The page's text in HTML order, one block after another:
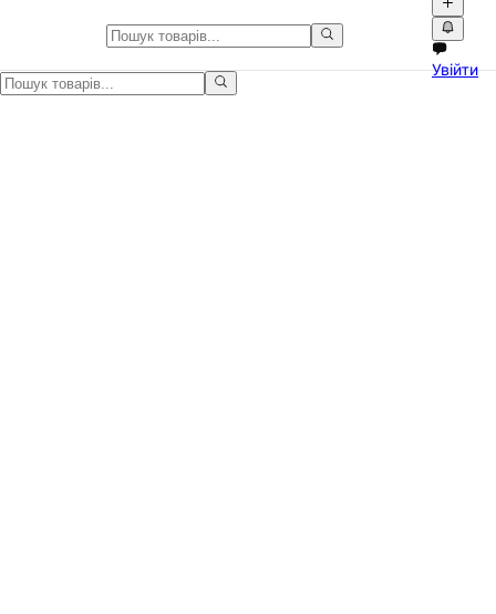
💽 SSD Intel DC S3510 120GB -
Продаю SSD диск, знятий із сервера, повністю робочий.
Увійти